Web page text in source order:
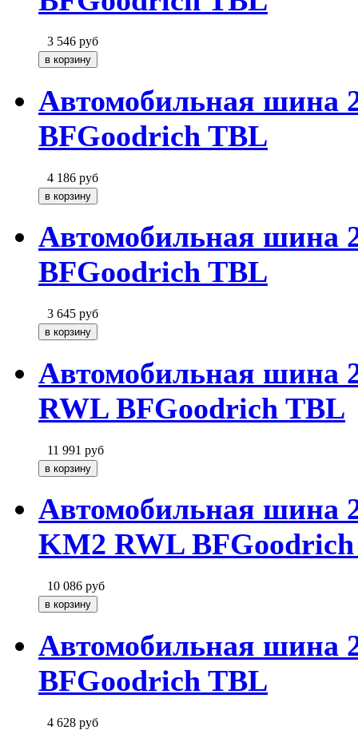
3 546 руб
Автомобильная шина
BFGoodrich TBL
4 186 руб
Автомобильная шина
BFGoodrich TBL
3 645 руб
Автомобильная шина
RWL BFGoodrich TBL
11 991 руб
Автомобильная шина
KM2 RWL
10 086 руб
Автомобильная шина
BFGoodrich TBL
4 628 руб